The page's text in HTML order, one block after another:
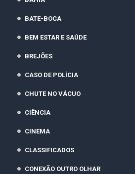
BATE-BOCA
BEM ESTAR E SAÚDE
BREJÕES
CASO DE POLÍCIA
CHUTE NO VÁCUO
CIÊNCIA
CINEMA
CLASSIFICADOS
CONEXÃO OUTRO OLHAR